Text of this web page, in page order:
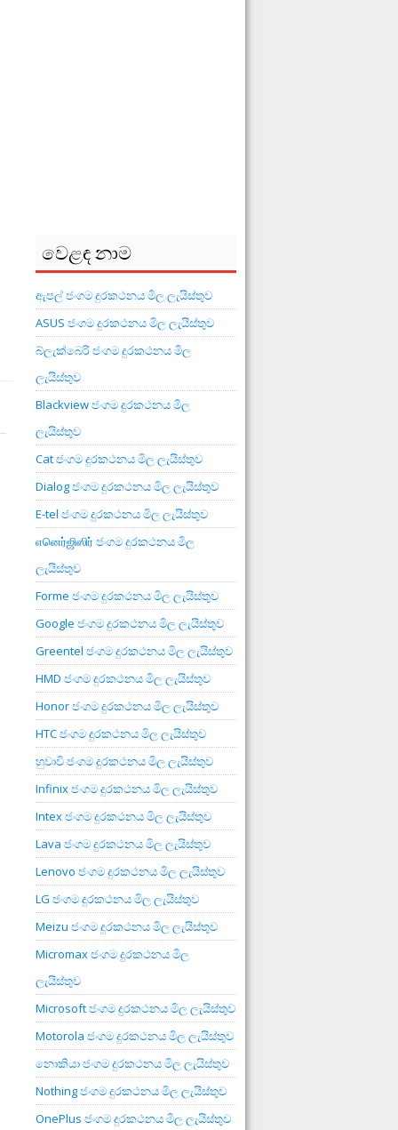
වෙළඳ නාම
ඇපල් ජංගම දුරකථනය මිල ලැයිස්තුව
ASUS ජංගම දුරකථනය මිල ලැයිස්තුව
බ්ලැක්බෙරි ජංගම දුරකථනය මිල
ලැයිස්තුව
Blackview ජංගම දුරකථනය මිල
ලැයිස්තුව
Cat ජංගම දුරකථනය මිල ලැයිස්තුව
Dialog ජංගම දුරකථනය මිල ලැයිස්තුව
E-tel ජංගම දුරකථනය මිල ලැයිස්තුව
எனெர்ஜிஸிர் ජංගම දුරකථනය මිල
ලැයිස්තුව
Forme ජංගම දුරකථනය මිල ලැයිස්තුව
Google ජංගම දුරකථනය මිල ලැයිස්තුව
Greentel ජංගම දුරකථනය මිල ලැයිස්තුව
HMD ජංගම දුරකථනය මිල ලැයිස්තුව
Honor ජංගම දුරකථනය මිල ලැයිස්තුව
HTC ජංගම දුරකථනය මිල ලැයිස්තුව
හුවාවි ජංගම දුරකථනය මිල ලැයිස්තුව
Infinix ජංගම දුරකථනය මිල ලැයිස්තුව
Intex ජංගම දුරකථනය මිල ලැයිස්තුව
Lava ජංගම දුරකථනය මිල ලැයිස්තුව
Lenovo ජංගම දුරකථනය මිල ලැයිස්තුව
LG ජංගම දුරකථනය මිල ලැයිස්තුව
Meizu ජංගම දුරකථනය මිල ලැයිස්තුව
Micromax ජංගම දුරකථනය මිල
ලැයිස්තුව
Microsoft ජංගම දුරකථනය මිල ලැයිස්තුව
Motorola ජංගම දුරකථනය මිල ලැයිස්තුව
නොකියා ජංගම දුරකථනය මිල ලැයිස්තුව
Nothing ජංගම දුරකථනය මිල ලැයිස්තුව
OnePlus ජංගම දුරකථනය මිල ලැයිස්තුව